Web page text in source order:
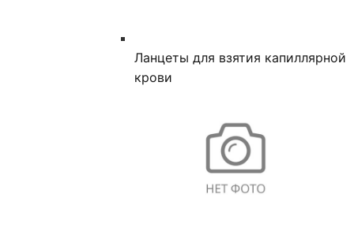
Ланцеты для взятия капиллярной
крови